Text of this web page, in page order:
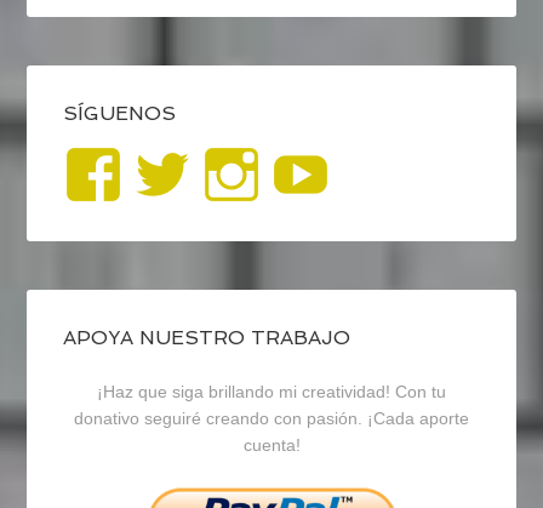
SÍGUENOS
Ver
perfil
de
blogrecursosep
en
Facebook
Ver
perfil
de
recursosep
en
Twitter
Ver
perfil
de
recursosep
en
Instagram
APOYA NUESTRO TRABAJO
¡Haz que siga brillando mi creatividad! Con tu
donativo seguiré creando con pasión. ¡Cada aporte
cuenta!